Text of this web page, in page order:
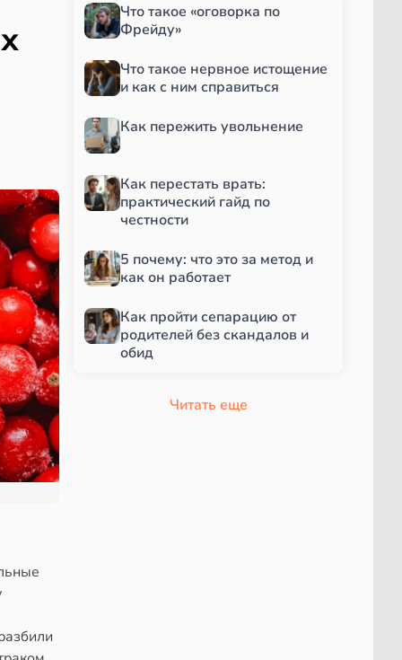
Что такое «оговорка по
Фрейду»
Что такое нервное истощение
и как с ним справиться
Как пережить увольнение
Как перестать врать:
практический гайд по
честности
5 почему: что это за метод и
как он работает
Как пройти сепарацию от
родителей без скандалов и
обид
Читать еще